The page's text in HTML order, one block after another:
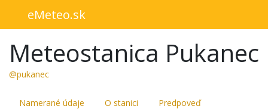
eMeteo.sk
Meteostanica Pukanec
@pukanec
Namerané údaje O stanici Predpoveď